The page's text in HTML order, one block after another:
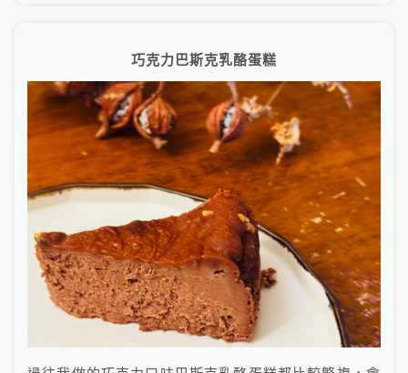
巧克力巴斯克乳酪蛋糕